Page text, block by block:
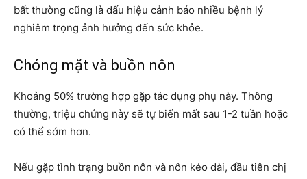
bất thường cũng là dấu hiệu cảnh báo nhiều bệnh lý
nghiêm trọng ảnh hưởng đến sức khỏe.
Chóng mặt và buồn nôn
Khoảng 50% trường hợp gặp tác dụng phụ này. Thông
thường, triệu chứng này sẽ tự biến mất sau 1-2 tuần hoặc
có thể sớm hơn.
Nếu gặp tình trạng buồn nôn và nôn kéo dài, đầu tiên chị